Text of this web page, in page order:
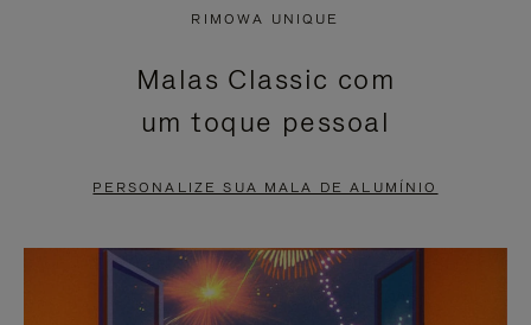
PAUSADO,
PRESSIONE
PARA
LO
SOM.
POR
FAVOR,
PARA
ATIVÁ-
RIMOWA UNIQUE
Malas Classic com
um toque pessoal
PERSONALIZE SUA MALA DE ALUMÍNIO